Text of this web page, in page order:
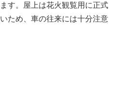
す。屋上は花火観覧用に正式
ため、車の往来には十分注意